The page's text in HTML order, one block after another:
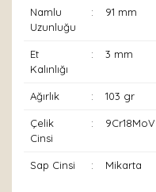
Namlu
Uzunluğu
: 91 mm
Et
Kalınlığı
: 3 mm
Ağırlık : 103 gr
Çelik
Cinsi
: 9Cr18MoV
Sap Cinsi : Mikarta